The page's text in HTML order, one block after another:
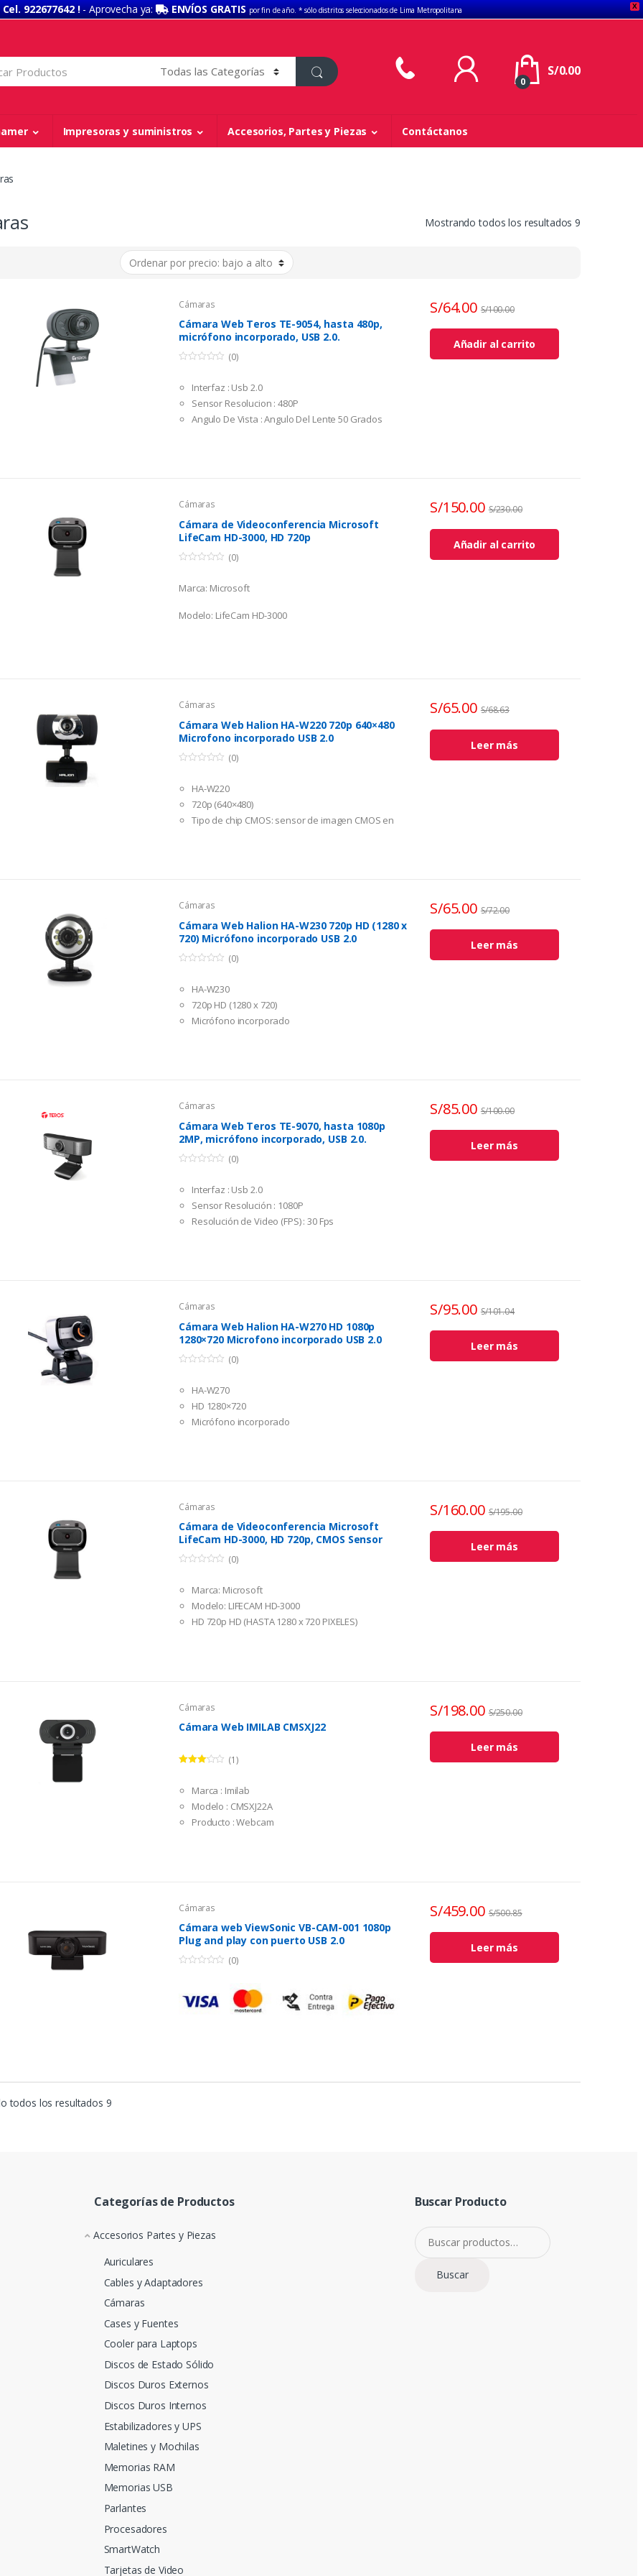
X
922677642 !- Aprovecha ya: ENVÍOS GRATISpor fin de año. * sólo distritos seleccionados de Lima Metropolitana
0
S/0.00
Impresoras y suministros Accesorios, Partes y Piezas Contáctanos
Mostrando todos los resultados 9
Cámaras
Cámara Web Teros TE-9054, hasta 480p,
micrófono incorporado, USB 2.0.
u
o
5
(0)
Interfaz : Usb 2.0
Sensor Resolucion : 480P
Angulo De Vista : Angulo Del Lente 50 Grados
S/64.00 S/100.00
Añadir al carrito
Cámaras
Cámara de Videoconferencia Microsoft
LifeCam HD-3000, HD 720p
u
f
5
(0)
Marca: Microsoft
Modelo: LifeCam HD-3000
S/150.00 S/230.00
Añadir al carrito
Cámaras
Cámara Web Halion HA-W220 720p 640×480
Microfono incorporado USB 2.0
u
o
5
(0)
HA-W220
720p (640×480)
Tipo de chip CMOS: sensor de imagen CMOS en
S/65.00 S/68.63
Leer más
Cámaras
Cámara Web Halion HA-W230 720p HD (1280 x
720) Micrófono incorporado USB 2.0
u
o
5
(0)
HA-W230
720p HD (1280 x 720)
Micrófono incorporado
S/65.00 S/72.00
Leer más
Cámaras
Cámara Web Teros TE-9070, hasta 1080p
2MP, micrófono incorporado, USB 2.0.
u
o
5
(0)
Interfaz : Usb 2.0
Sensor Resolución : 1080P
Resolución de Video (FPS) : 30 Fps
S/85.00 S/100.00
Leer más
Cámaras
Cámara Web Halion HA-W270 HD 1080p
1280×720 Microfono incorporado USB 2.0
u
o
5
(0)
HA-W270
HD 1280×720
Micrófono incorporado
S/95.00 S/101.04
Leer más
Cámaras
Cámara de Videoconferencia Microsoft
LifeCam HD-3000, HD 720p, CMOS Sensor
u
o
5
(0)
Marca: Microsoft
Modelo: LIFECAM HD-3000
HD 720p HD (HASTA 1280 x 720 PIXELES)
S/160.00 S/195.00
Leer más
Cámaras
Cámara Web IMILAB CMSXJ22
3.00de
(1)
Marca : Imilab
Modelo : CMSXJ22A
Producto : Webcam
S/198.00 S/250.00
Leer más
Cámaras
Cámara web ViewSonic VB-CAM-001 1080p
Plug and play con puerto USB 2.0
(0)
S/459.00 S/500.85
Leer más
todos los resultados 9
Categorías de Productos
Accesorios Partes y Piezas
Auriculares
Cables y Adaptadores
Cámaras
Cases y Fuentes
Cooler para Laptops
Discos de Estado Sólido
Discos Duros Externos
Discos Duros Internos
Estabilizadores y UPS
Maletines y Mochilas
Memorias RAM
Memorias USB
Parlantes
Procesadores
SmartWatch
Tarjetas de Video
Buscar Producto
Buscar por:
Buscar